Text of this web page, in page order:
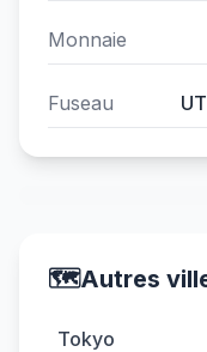
Monnaie
Fuseau
🗺️Autres
Tokyo